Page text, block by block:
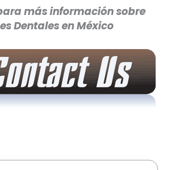
más información sobre
Dentales en México